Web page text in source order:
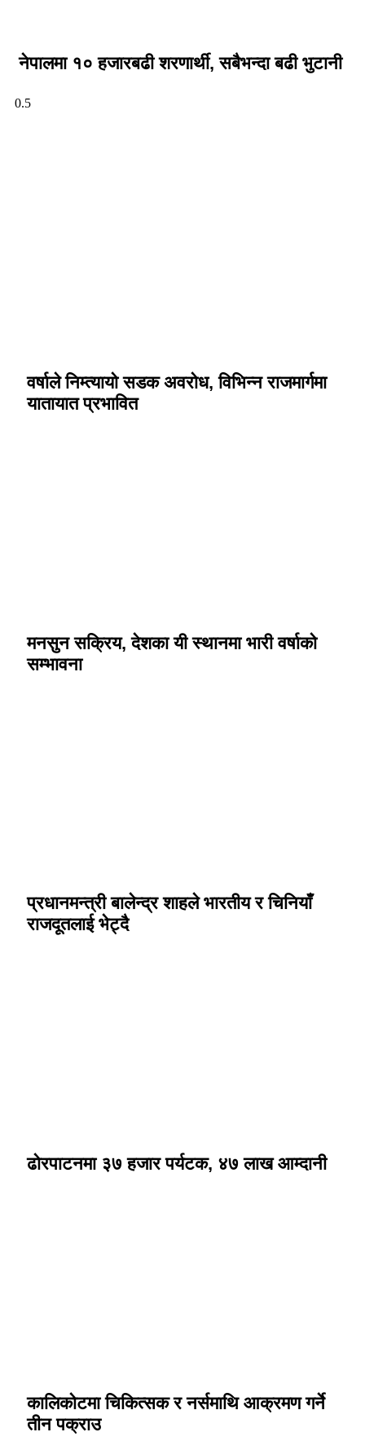
नेपालमा १० हजारबढी शरणार्थी, सबैभन्दा बढी भुटानी
वर्षाले निम्त्यायो सडक अवरोध, विभिन्न राजमार्गमा
यातायात प्रभावित
मनसुन सक्रिय, देशका यी स्थानमा भारी वर्षाको
सम्भावना
प्रधानमन्त्री बालेन्द्र शाहले भारतीय र चिनियाँ
राजदूतलाई भेट्दै
ढोरपाटनमा ३७ हजार पर्यटक, ४७ लाख आम्दानी
कालिकोटमा चिकित्सक र नर्समाथि आक्रमण गर्ने
तीन पक्राउ